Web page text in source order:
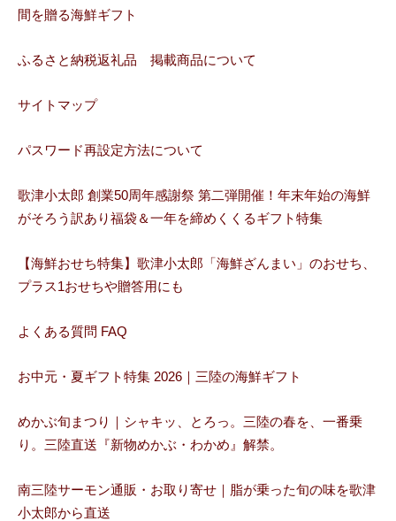
間を贈る海鮮ギフト
ふるさと納税返礼品 掲載商品について
サイトマップ
パスワード再設定方法について
歌津小太郎 創業50周年感謝祭 第二弾開催！年末年始の海鮮
がそろう訳あり福袋＆一年を締めくくるギフト特集
【海鮮おせち特集】歌津小太郎「海鮮ざんまい」のおせち、
プラス1おせちや贈答用にも
よくある質問 FAQ
お中元・夏ギフト特集 2026｜三陸の海鮮ギフト
めかぶ旬まつり｜シャキッ、とろっ。三陸の春を、一番乗
り。三陸直送『新物めかぶ・わかめ』解禁。
南三陸サーモン通販・お取り寄せ｜脂が乗った旬の味を歌津
小太郎から直送